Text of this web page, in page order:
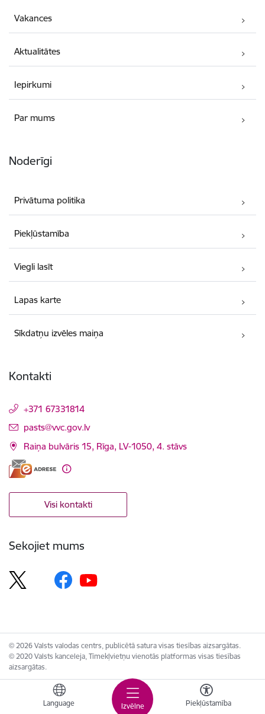
Izvēlne
Language Piekļūstamība
Vakances
Aktualitātes
Iepirkumi
Par mums
Noderīgi
Privātuma politika
Piekļūstamība
Viegli lasīt
Lapas karte
Sīkdatņu izvēles maiņa
Kontakti
+371 67331814
E-pasts:
pasts@vvc.gov.lv
Raiņa bulvāris 15, Rīga, LV-1050, 4. stāvs
Visi kontakti
Sekojiet mums
© 2026 Valsts valodas centrs, publicētā satura visas tiesības aizsargātas.
© 2020 Valsts kanceleja, Tīmekļvietņu vienotās platformas visas tiesības
aizsargātas.